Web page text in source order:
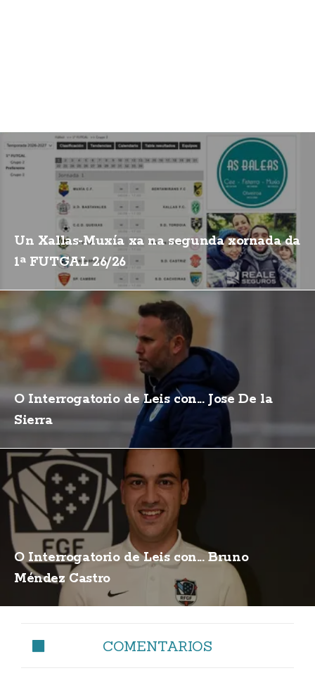
Un Xallas-Muxía xa na segunda xornada da
1ª FUTGAL 26/26
O Interrogatorio de Leis con... Jose De la
Sierra
O Interrogatorio de Leis con... Bruno
Méndez Castro
COMENTARIOS